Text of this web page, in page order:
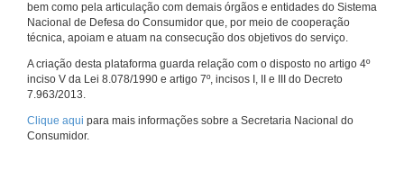
bem como pela articulação com demais órgãos e entidades do Sistema
Nacional de Defesa do Consumidor que, por meio de cooperação
técnica, apoiam e atuam na consecução dos objetivos do serviço.
A criação desta plataforma guarda relação com o disposto no artigo 4º
inciso V da Lei 8.078/1990 e artigo 7º, incisos I, II e III do Decreto
7.963/2013.
Clique aqui para mais informações sobre a Secretaria Nacional do
Consumidor.